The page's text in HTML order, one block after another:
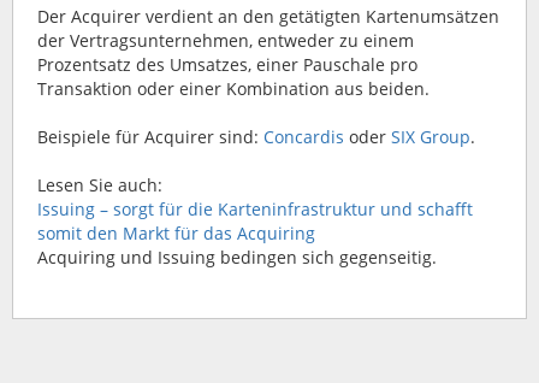
Der Acquirer verdient an den getätigten Kartenumsätzen
der Vertragsunternehmen, entweder zu einem
Prozentsatz des Umsatzes, einer Pauschale pro
Transaktion oder einer Kombination aus beiden.
Beispiele für Acquirer sind: Concardis oder SIX Group.
Lesen Sie auch:
Issuing – sorgt für die Karteninfrastruktur und schafft
somit den Markt für das Acquiring
Acquiring und Issuing bedingen sich gegenseitig.